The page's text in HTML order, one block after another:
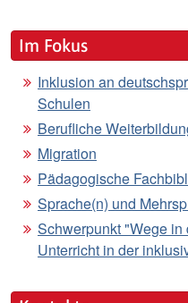
Im Fokus
Inklusion an
Schulen
Berufliche
Migration
Pädagogische
Sprache(n) und
Schwerpunkt "Wege
Unterricht in der